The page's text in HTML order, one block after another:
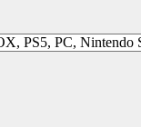
PS5, PC, Nintendo